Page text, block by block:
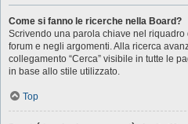
Come si fanno le ricerche nella Board?
Scrivendo una parola chiave nel riquadro
forum e negli argomenti. Alla ricerca
collegamento “Cerca” visibile in tutte le
in base allo stile utilizzato.
Top